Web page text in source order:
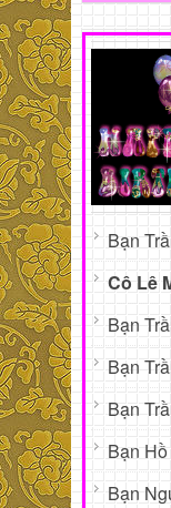
Bạn
Cô Lê
Bạn
Bạn
Bạn
Bạn
Bạn